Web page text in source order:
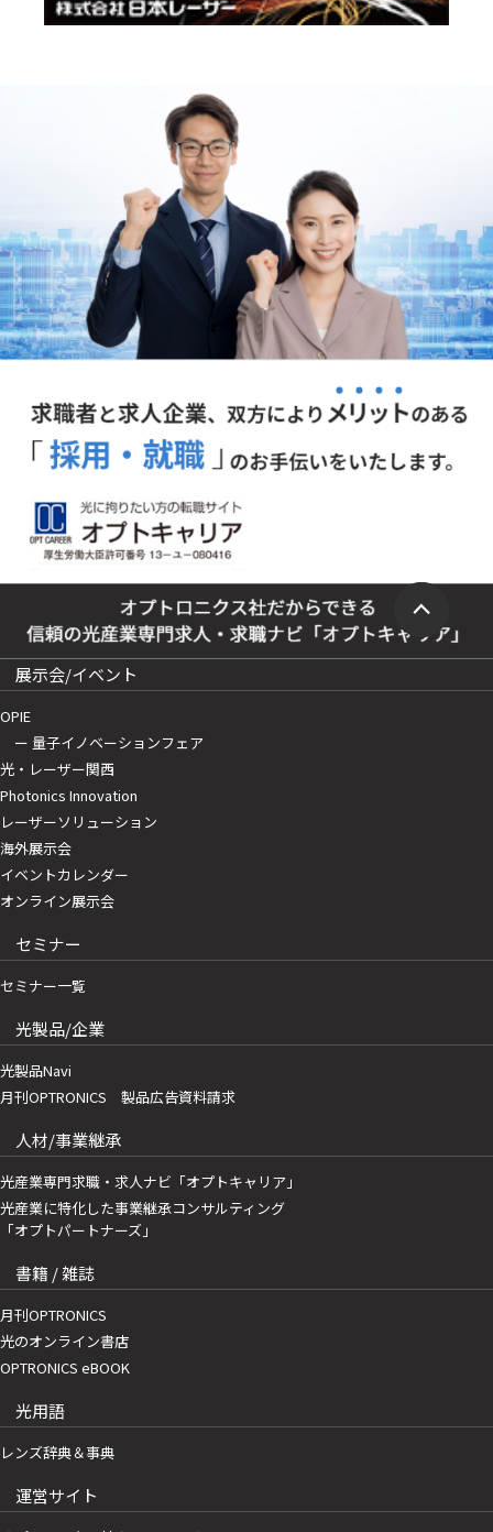
展示会/イベント
OPIE
ー 量子イノベーションフェア
光・レーザー関西
Photonics Innovation
レーザーソリューション
海外展示会
イベントカレンダー
オンライン展示会
セミナー
セミナー一覧
光製品/企業
光製品Navi
月刊OPTRONICS 製品広告資料請求
人材/事業継承
光産業専門求職・求人ナビ「オプトキャリア」
光産業に特化した事業継承コンサルティング
「オプトパートナーズ」
書籍 / 雑誌
月刊OPTRONICS
光のオンライン書店
OPTRONICS eBOOK
光用語
レンズ辞典＆事典
運営サイト